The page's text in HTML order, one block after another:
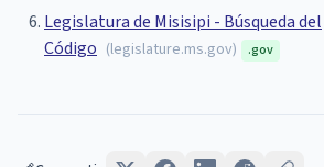
Legislatura de Misisipi - Búsqueda del
Código (legislature.ms.gov) .gov